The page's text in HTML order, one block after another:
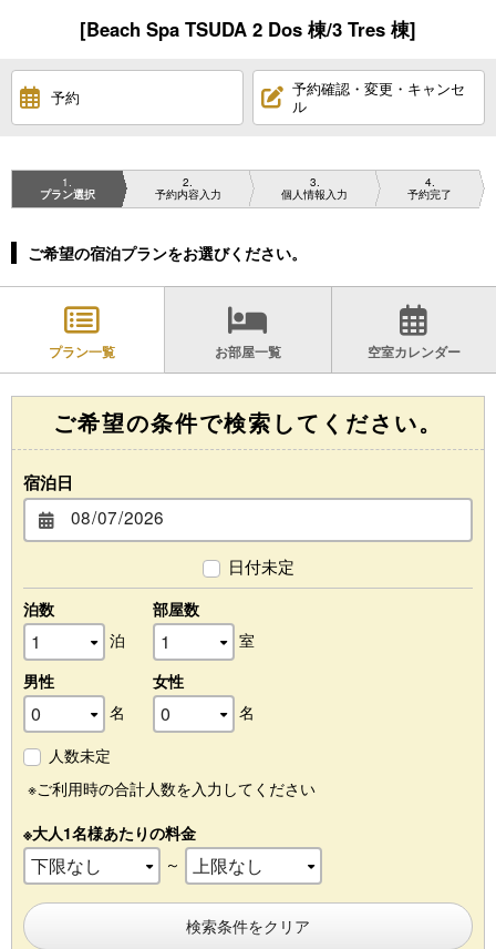
[Beach Spa TSUDA 2 Dos 棟/3 Tres 棟]
予約
予約確認・変更・キャンセ
ル
1
プラン選択
2
予約内容入力
3
個人情報入力
4
予約完了
ご希望の宿泊プランをお選びください。
プラン一覧 お部屋一覧 空室カレンダー
ご希望の条件で検索してください。
宿泊日
日付未定
泊数
泊
部屋数
室
男性
名
女性
名
人数未定
※ご利用時の合計人数を入力してください
※大人1名様あたりの料金
～
検索条件をクリア